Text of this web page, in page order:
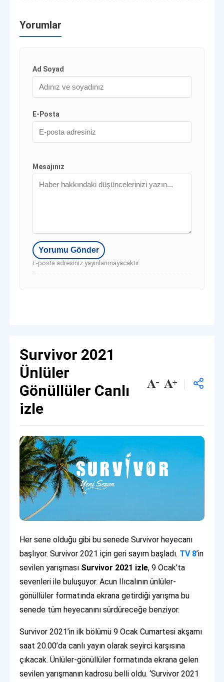
Yorumlar
Ad Soyad
E-Posta
Mesajınız
E-posta adresiniz yayınlanmayacaktır.
Survivor 2021
Ünlüler
Gönüllüler Canlı
izle
Her sene olduğu gibi bu senede Survivor heyecanı
başlıyor. Survivor 2021 için geri sayım başladı. TV 8’in
sevilen yarışması Survivor 2021 izle, 9 Ocak’ta
sevenleri ile buluşuyor. Acun Ilıcalının ünlüler-
gönüllüler formatında ekrana getirdiği yarışma bu
senede tüm heyecanını sürdüreceğe benziyor.
Survivor 2021’in ilk bölümü 9 Ocak Cumartesi akşamı
saat 20.00’da canlı yayın olarak seyirci karşısına
çıkacak. Ünlüler-gönüllüler formatında ekrana gelen
sevilen yarışmanın kadrosu belli oldu. ‘Survivor 2021